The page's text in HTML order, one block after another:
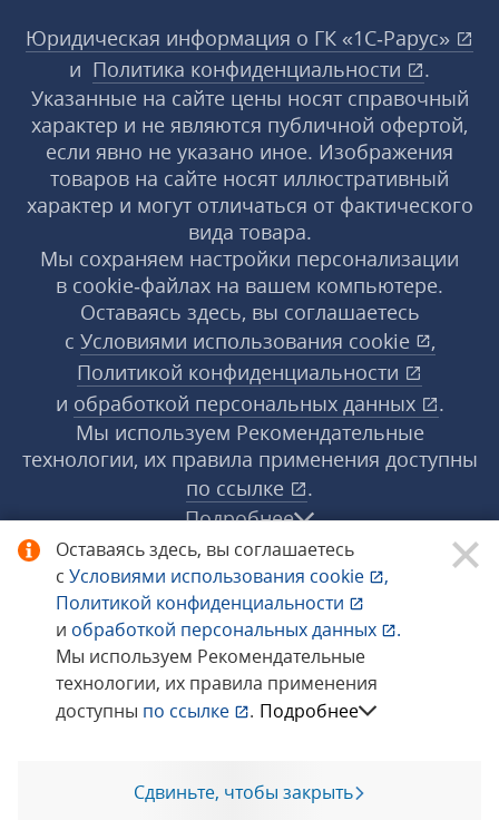
Оставаясь здесь, вы соглашаетесь
с Условиями использования cookie
,
Политикой конфиденциальности
и обработкой персональных данных
.
Мы используем Рекомендательные
технологии, их правила применения
доступны по ссылке . Подробнее
Сдвиньте, чтобы закрыть
Юридическая информация о ГК «1С‑Рарус»
и Политика конфиденциальности
.
Указанные на сайте цены носят справочный
характер и не являются публичной офертой,
если явно не указано иное. Изображения
товаров на сайте носят иллюстративный
характер и могут отличаться от фактического
вида товара.
Мы сохраняем настройки персонализации
в cookie‑файлах на вашем компьютере.
Оставаясь здесь, вы соглашаетесь
с Условиями использования cookie
,
Политикой конфиденциальности
и обработкой персональных данных
.
Мы используем Рекомендательные
технологии, их правила применения доступны
по ссылке
.
Подробнее
© 1998−2026 «1С‑Рарус» ®. Все права
защищены.
Сообщить об ошибке
Позвоните мне